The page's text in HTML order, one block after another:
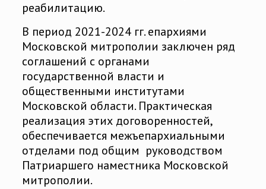
реабилитацию.
В период 2021-2024 гг. епархиями
Московской митрополии заключен ряд
соглашений с органами
государственной власти и
общественными институтами
Московской области. Практическая
реализация этих договоренностей,
обеспечивается межъепархиальными
отделами под общим руководством
Патриаршего наместника Московской
митрополии.